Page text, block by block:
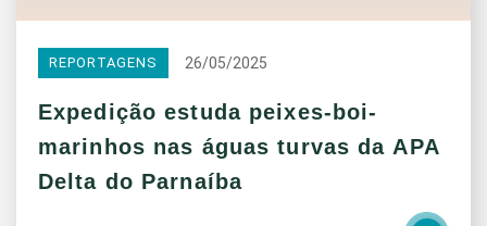
REPORTAGENS 26/05/2025
Expedição estuda peixes-boi-
marinhos nas águas turvas da APA
Delta do Parnaíba